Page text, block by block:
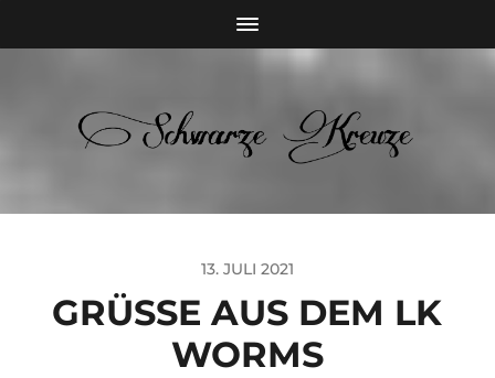
13. JULI 2021
GRÜSSE AUS DEM LK W
ORMS